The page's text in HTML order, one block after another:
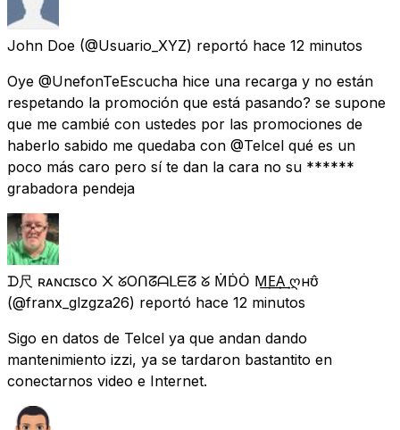
John Doe (@Usuario_XYZ) reportó hace 12 minutos
Oye @UnefonTeEscucha hice una recarga y no están
respetando la promoción que está pasando? se supone
que me cambié con ustedes por las promociones de
haberlo sabido me quedaba con @Telcel qué es un
poco más caro pero sí te dan la cara no su ******
grabadora pendeja
ᗪ尺 ғʀᴀɴᴄɪsᴄᴏ ᙭ ᘜOᑎᘔᗩᒪᗴᘔ ᘜ ṀḊȮ M͢E͢A͢ ღнʊ̂
(@franx_glzgza26) reportó hace 12 minutos
Sigo en datos de Telcel ya que andan dando
mantenimiento izzi, ya se tardaron bastantito en
conectarnos video e Internet.